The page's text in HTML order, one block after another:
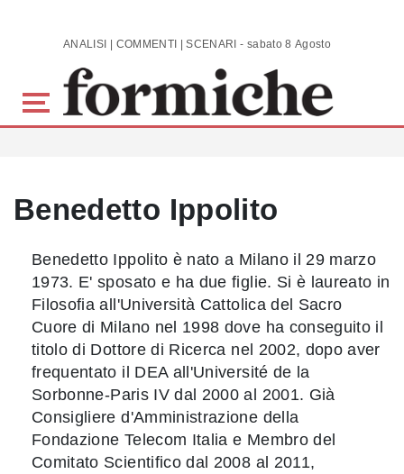
Skip to main content ANALISI | COMMENTI | SCENARI - sabato 8 Agosto 2026
Benedetto Ippolito
Benedetto Ippolito è nato a Milano il 29 marzo
1973. E' sposato e ha due figlie. Si è laureato in
Filosofia all'Università Cattolica del Sacro
Cuore di Milano nel 1998 dove ha conseguito il
titolo di Dottore di Ricerca nel 2002, dopo aver
frequentato il DEA all'Université de la
Sorbonne-Paris IV dal 2000 al 2001. Già
Consigliere d'Amministrazione della
Fondazione Telecom Italia e Membro del
Comitato Scientifico dal 2008 al 2011,